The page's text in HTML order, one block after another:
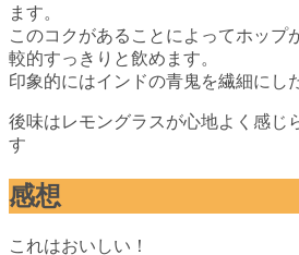
ます。
このコクがあることによってホップ
較的すっきりと飲めます。
印象的にはインドの青鬼を繊細にし
後味はレモングラスが心地よく感じ
す
感想
これはおいしい！